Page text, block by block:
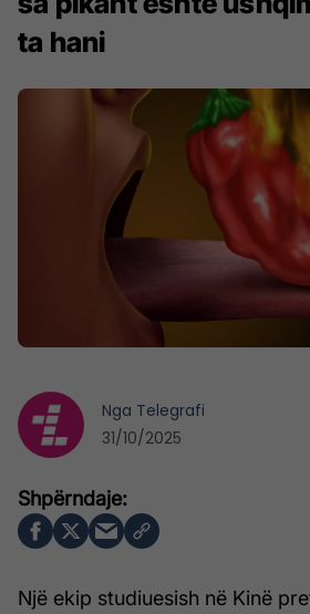
ta hani
Një ekip studiuesish në Kinë
Nga Telegrafi
31/10/2025